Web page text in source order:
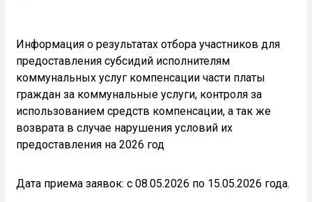
Информация о результатах отбора участников для
предоставления субсидий исполнителям
коммунальных услуг компенсации части платы
граждан за коммунальные услуги, контроля за
использованием средств компенсации, а так же
возврата в случае нарушения условий их
предоставления на 2026 год
Дата приема заявок: с 08.05.2026 по 15.05.2026 года.